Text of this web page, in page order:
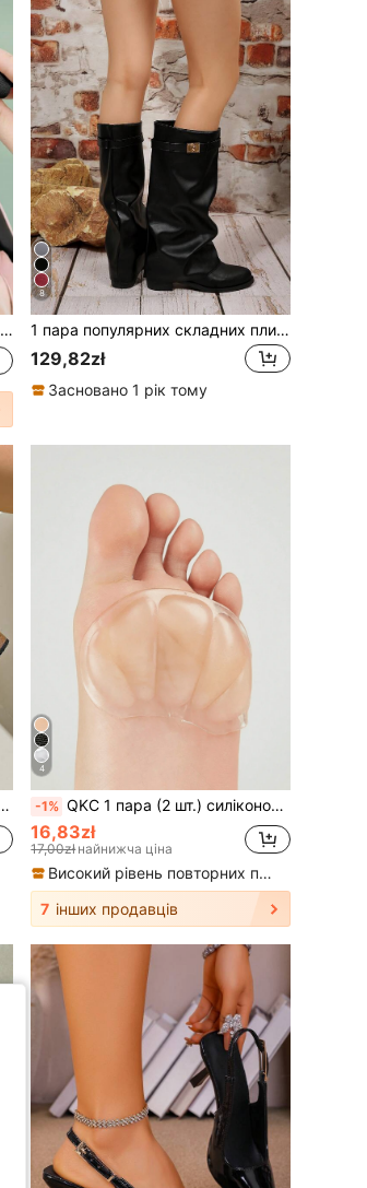
1 пара жіночих гелевих подушечок та накладок на пальці ніг, розроблені для високих підборів, забезпечують надзвичайний комфорт та зменшують розмір стопи, ідеально підходять для аксесуарів для подорожей, шкільного приладдя, аксесуарів для чобіт та взуття для жінок
8
1 пара популярних складних плисованих ботильйонів із пряжкою, плоскі зручні однотонні у західному стилі, повсякденні, із мікрофібри та шкіри, до середини литки, для святкових вечірок, осінньо-зимові, вінтажний вигляд
129,82zł
Засновано 1 рік тому
4
-1% QKC 1 пара (2 шт.) силіконових протиковзких подушечок для передньої частини стопи та захисних накладок на п'яту, підходять для жіночих підборів, жіночих туфель на плоскій підошві та чоловічих кросівок, для щоденного носіння влітку, ідеальний аксесуар для взуття на подарунок, комфорт на весь день
16,83zł
17,00złнайнижча ціна
Високий рівень повторних покупців
7 інших продавців